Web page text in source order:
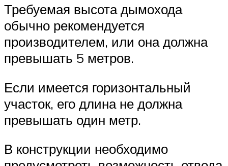
Требуемая высота дымохода
обычно рекомендуется
производителем, или она должна
превышать 5 метров.
Если имеется горизонтальный
участок, его длина не должна
превышать один метр.
В конструкции необходимо